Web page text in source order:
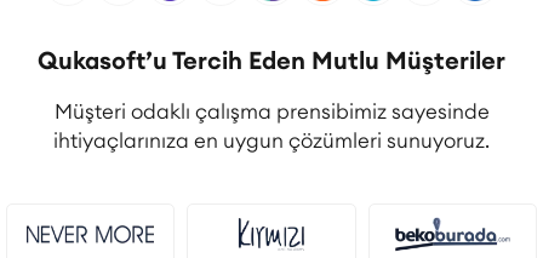
Qukasoft’u Tercih Eden Mutlu Müşteriler
Müşteri odaklı çalışma prensibimiz sayesinde
ihtiyaçlarınıza en uygun çözümleri sunuyoruz.